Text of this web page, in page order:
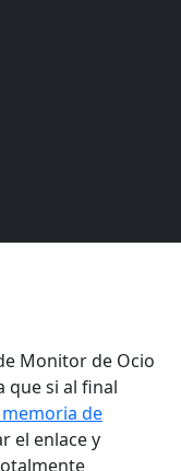
Monitor de Ocio
que si al final
de
el enlace y